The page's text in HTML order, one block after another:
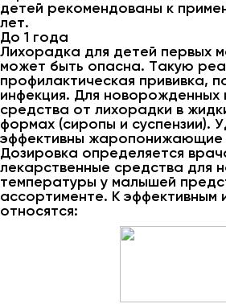
детей рекомендованы к
лет.
До 1 года
Лихорадка для детей первых
может быть опасна. Такую
профилактическая прививка,
инфекция. Для новорожденных
средства от лихорадки в
формах (сиропы и суспензии).
эффективны жаропонижающие
Дозировка определяется
лекарственные средства для
температуры у малышей
ассортименте. К эффективным
относятся: